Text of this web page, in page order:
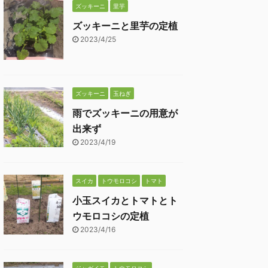
ズッキーニ 里芋
ズッキーニと里芋の定植
2023/4/25
ズッキーニ 玉ねぎ
雨でズッキーニの用意が
出来ず
2023/4/19
スイカ トウモロコシ トマト
小玉スイカとトマトとト
ウモロコシの定植
2023/4/16